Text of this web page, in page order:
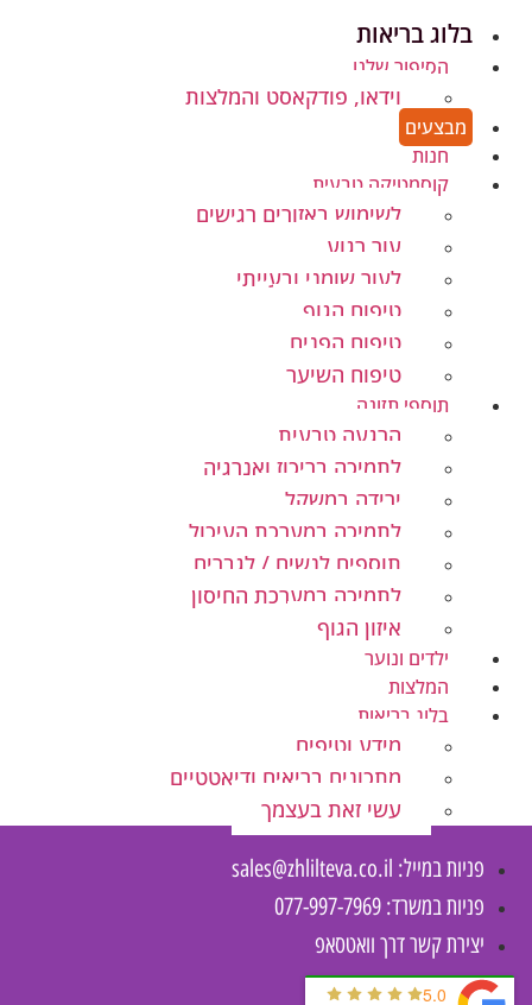
בלוג בריאות
הסיפור שלנו
וידאו, פודקאסט והמלצות
מבצעים
חנות
קוסמטיקה טבעית
לשימוש באזורים רגישים
עור רגוע
לעור שומני ובעייתי
טיפוח הגוף
טיפוח הפנים
טיפוח השיער
תוספי תזונה
הרגעה טבעית
לתמיכה בריכוז ואנרגיה
ירידה במשקל
לתמיכה במערכת העיכול
תוספים לנשים / לגברים
לתמיכה במערכת החיסון
איזון הגוף
ילדים ונוער
המלצות
בלוג בריאות
מידע וטיפים
מתכונים בריאים ודיאטטיים
עשי זאת בעצמך
פניות במייל: sales@zhlilteva.co.il
פניות במשרד: 077-997-7969
יצירת קשר דרך וואטסאפ
5.0